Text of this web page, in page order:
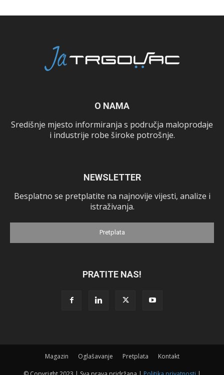
O NAMA
Središnje mjesto informiranja s područja maloprodaje
i industrije robe široke potrošnje.
NEWSLETTER
Besplatno se pretplatite na najnovije vijesti, analize i
istraživanja.
Pretplata
PRATITE NAS!
Magazin Oglašavanje Pretplata Kontakt